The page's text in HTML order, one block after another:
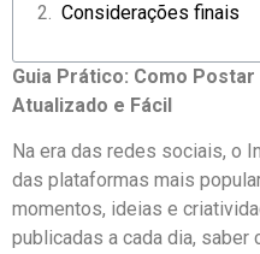
Considerações ​finais
Guia Prático: Como
Atualizado e Fácil
Na ⁤era das redes sociais, o
das​ plataformas‍ mais
momentos, ideias e
publicadas a cada dia,